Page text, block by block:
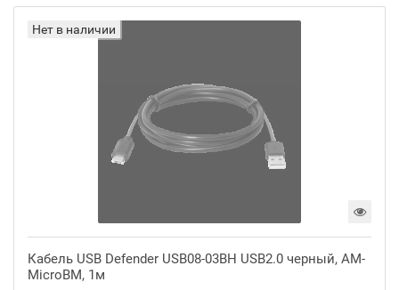
Нет в наличии
Кабель USB Defender USB08-03BH USB2.0 черный, AM-
MicroBM, 1м